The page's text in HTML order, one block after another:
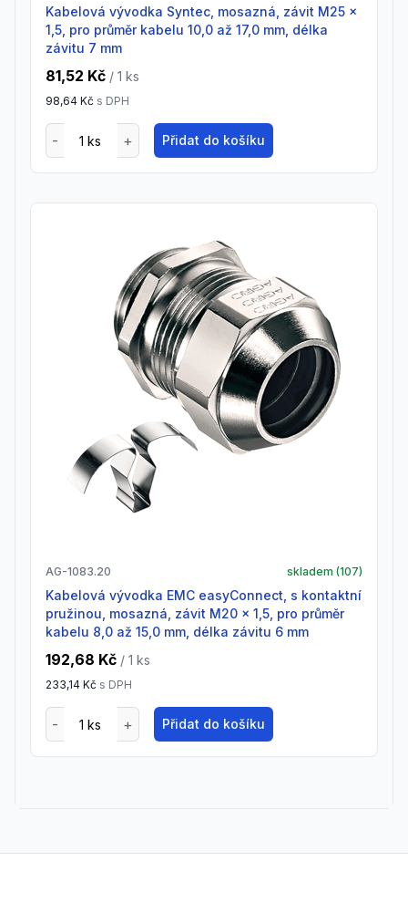
Kabelová vývodka Syntec, mosazná, závit M25 x
1,5, pro průměr kabelu 10,0 až 17,0 mm, délka
závitu 7 mm
81,52 Kč / 1 ks
98,64 Kč s DPH
Přidat do košíku
AG-1083.20 skladem (107)
Kabelová vývodka EMC easyConnect, s kontaktní
pružinou, mosazná, závit M20 x 1,5, pro průměr
kabelu 8,0 až 15,0 mm, délka závitu 6 mm
192,68 Kč / 1 ks
233,14 Kč s DPH
Přidat do košíku